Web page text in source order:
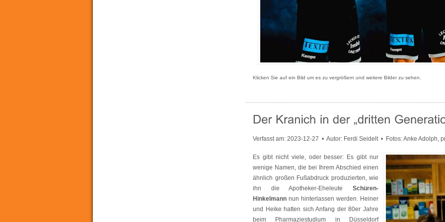
Klicken Sie auf ein Bild um es zu vergrößern und weitere Bilder zu sehen.
Verfasst am: 2023-12-27 • Autor: Ferdi Seidelt • Fotos: Anke Adolph,
Es gibt nicht viele, oder besser: Es gibt nur
wenige Namen, die bei Ihrem Abschied einen
ähnlich großen Fußabdruck produzierten, wie
ihn die Apotheker-Eheleute Schüren-
Hinkelmann nun hinterlassen werden. Heiner
und Heike hatten sich Anfang der 80er Jahre
beim Pharmaziestudium in Düsseldorf